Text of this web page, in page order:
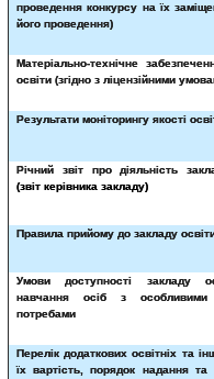
проведення конкурсу на їх
його проведення)
Матеріально-технічне
освіти (згідно з ліцензійними
Результати моніторингу якості
Річний звіт про діяльність
(звіт керівника закладу)
Правила прийому до закладу
Умови доступності закладу
навчання осіб з особливими
потребами
Перелік додаткових освітніх та
їх вартість, порядок надання та